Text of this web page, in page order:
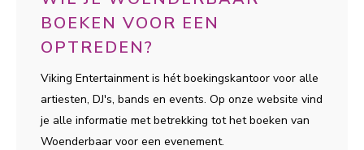
BOEKEN VOOR EEN
OPTREDEN?
Viking Entertainment is hét boekingskantoor voor alle
artiesten, DJ's, bands en events. Op onze website vind
je alle informatie met betrekking tot het boeken van
Woenderbaar voor een evenement.